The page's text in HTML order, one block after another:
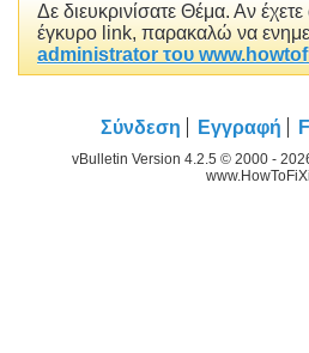
Δε διευκρινίσατε Θέμα. Αν
έγκυρο link, παρακαλώ να
administrator του
Σύνδεση Εγγραφή
vBulletin Version 4.2.5 © 2000 -